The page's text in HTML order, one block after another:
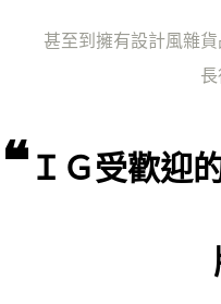
甚至到擁有設計風雜
❝ ＩＧ受歡迎